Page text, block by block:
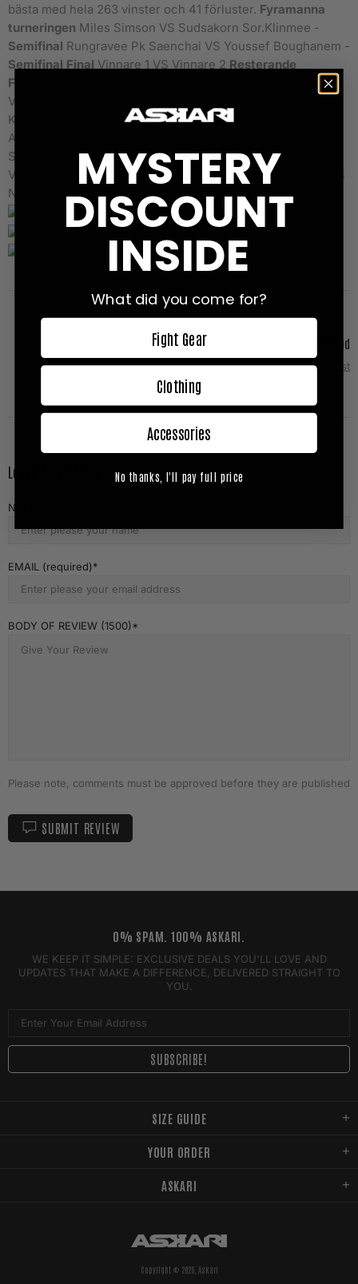
bästa med hela 263 vinster och 41 förluster. Fyramanna
turneringen Miles Simson VS Sudsakorn Sor.Klinmee -
Semifinal Rungravee Pk Saenchai VS Youssef Boughanem -
Semifinal Final Vinnare 1 VS Vinnare 2 Resterande
Fightcard
Maung Jor VS Keo Rumchang Sliman Zegnoun
VS Iquezang Kor. Rungthanakeat Jose Neto VS Sean
Kearney Thongdam Chandysoth VS Victor Pinto Martin
Avery VS Payak-Samui Florian Breau VS Tengnueng
Sitjesairoong Malik Watson VS Antoine Pinto Omer Yilmaz
VS Saiyok Pumphanmuang Patcharanusorn Seecharoen VS
Narisara Buamart
Nicholas Bryant - Stuck in the mud
Next Post
Leave A Comment
NAME (required)
EMAIL (required)
BODY OF REVIEW (1500)
Please note, comments must be approved before they are published
SUBMIT REVIEW
SIZE GUIDE
YOUR ORDER
ASKARI
0% SPAM. 100% ASKARI.
WE KEEP IT SIMPLE: EXCLUSIVE DEALS YOU'LL LOVE AND
UPDATES THAT MAKE A DIFFERENCE, DELIVERED STRAIGHT TO
YOU.
Copyright © 2026, Askari
MYSTERY
DISCOUNT
INSIDE
What did you come for?
Fight Gear
Clothing
Accessories
No thanks, I'll pay full price